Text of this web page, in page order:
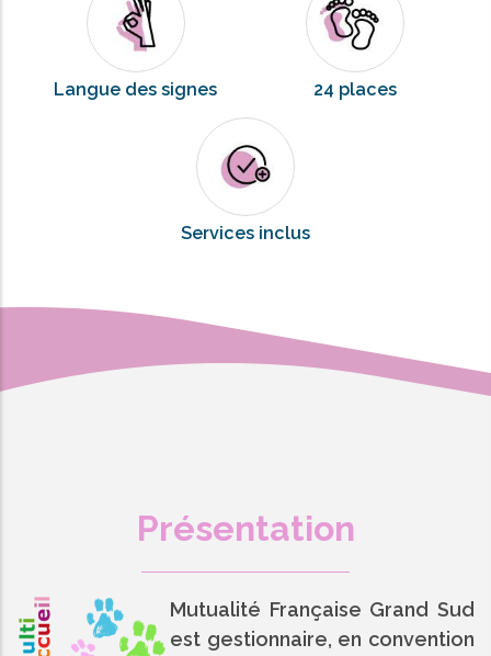
Langue des signes 24 places
Services inclus
Présentation
Mutualité Française Grand Sud
est gestionnaire, en convention